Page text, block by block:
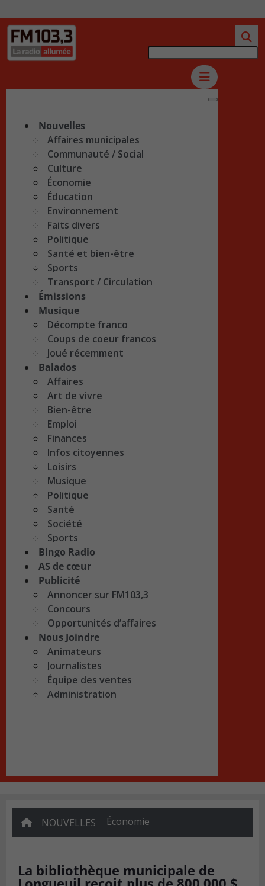
Nouvelles
Affaires municipales
Communauté / Social
Culture
Économie
Éducation
Environnement
Faits divers
Politique
Santé et bien-être
Sports
Transport / Circulation
Émissions
Musique
Décompte franco
Coups de coeur francos
Joué récemment
Balados
Affaires
Art de vivre
Bien-être
Emploi
Finances
Infos citoyennes
Loisirs
Musique
Politique
Santé
Société
Sports
Bingo Radio
AS de cœur
Publicité
Annoncer sur FM103,3
Concours
Opportunités d’affaires
Nous Joindre
Animateurs
Journalistes
Équipe des ventes
Administration
NOUVELLES Économie
La bibliothèque municipale de